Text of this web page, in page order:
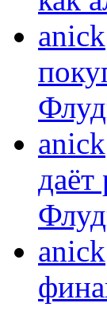
anick
anick
даёт
anick